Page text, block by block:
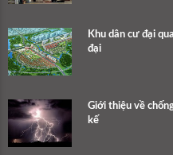
Khu dân cư đại
đại
Giới thiệu về
kế